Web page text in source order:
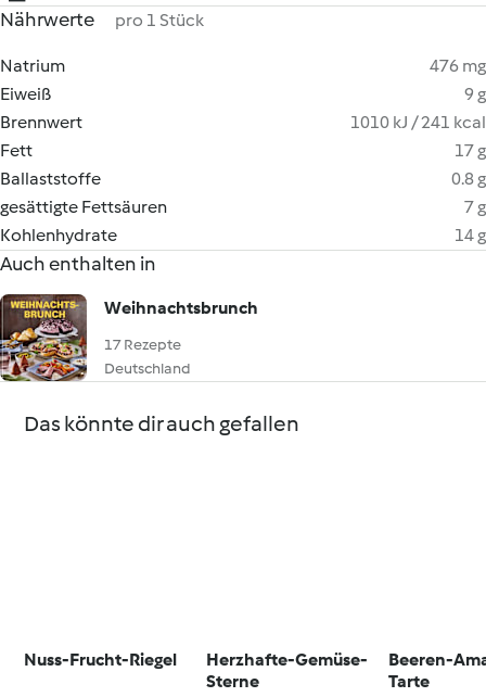
Nährwerte pro 1 Stück
Natrium
476 mg
Eiweiß
9 g
Brennwert
1010 kJ / 241 kcal
Fett
17 g
Ballaststoffe
0.8 g
gesättigte Fettsäuren
7 g
Kohlenhydrate
14 g
Auch enthalten in
Weihnachtsbrunch
17 Rezepte
Deutschland
Das könnte dir auch gefallen
Nuss-Frucht-Riegel
Herzhafte-Gemüse-
Sterne
Beeren-
Tarte